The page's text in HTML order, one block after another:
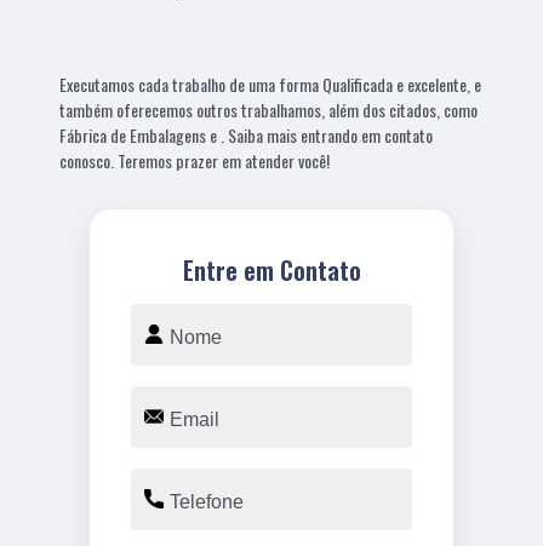
Executamos cada trabalho de uma forma Qualificada e excelente, e
também oferecemos outros trabalhamos, além dos citados, como
Fábrica de Embalagens e . Saiba mais entrando em contato
conosco. Teremos prazer em atender você!
Entre em Contato